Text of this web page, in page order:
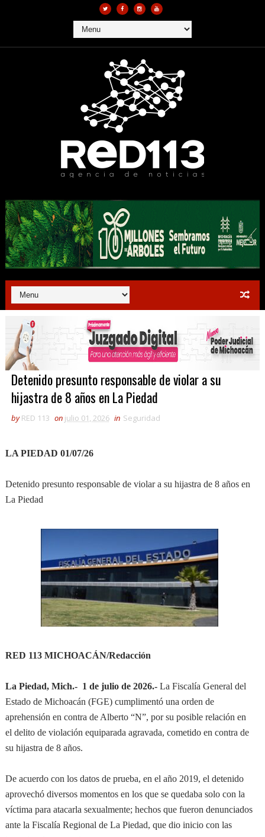
Detenido presunto responsable de violar a su
hijastra de 8 años en La Piedad
by RED 113 on julio 01, 2026 in Seguridad
LA PIEDAD 01/07/26
Detenido presunto responsable de violar a su hijastra de 8 años en
La Piedad
RED 113 MICHOACÁN/Redacción
La Piedad, Mich.- 1 de julio de 2026.-La Fiscalía General del
Estado de Michoacán (FGE) cumplimentó una orden de
aprehensión en contra de Alberto “N”, por su posible relación en
el delito de violación equiparada agravada, cometido en contra de
su hijastra de 8 años.
De acuerdo con los datos de prueba, en el año 2019, el detenido
aprovechó diversos momentos en los que se quedaba solo con la
víctima para atacarla sexualmente; hechos que fueron denunciados
ante la Fiscalía Regional de La Piedad, que dio inicio con las